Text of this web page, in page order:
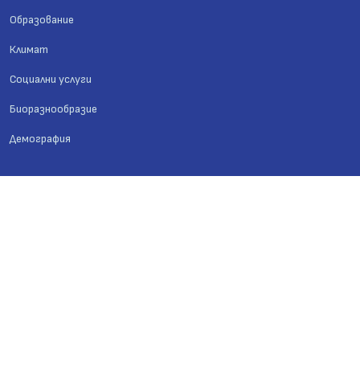
Образование
Климат
Социални услуги
Биоразнообразие
Демография